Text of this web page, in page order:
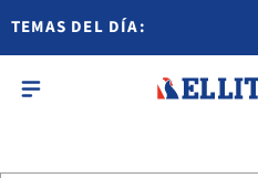
TEMAS DEL DÍA: